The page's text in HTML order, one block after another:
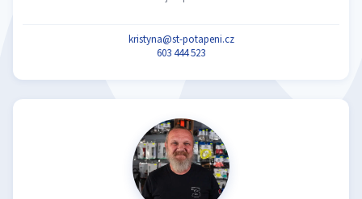
kristyna@st-potapeni.cz
603 444 523